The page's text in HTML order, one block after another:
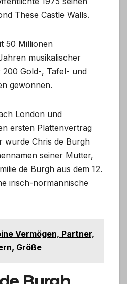
These Castle Walls.
50 Millionen
musikalischer
Gold-, Tafel- und
gewonnen.
London und
ersten Plattenvertrag
wurde Chris de Burgh
seiner Mutter,
de Burgh aus dem 12.
irisch-normannische
Vermögen, Partner,
Größe